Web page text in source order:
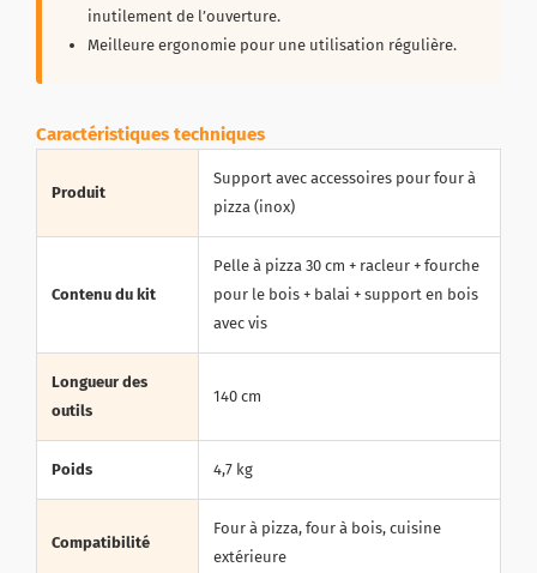
inutilement de l’ouverture.
Meilleure ergonomie pour une utilisation régulière.
Caractéristiques techniques
Produit
Support avec accessoires pour four à
pizza (inox)
Contenu du kit
Pelle à pizza 30 cm + racleur + fourche
pour le bois + balai + support en bois
avec vis
Longueur des
outils
140 cm
Poids 4,7 kg
Compatibilité
Four à pizza, four à bois, cuisine
extérieure